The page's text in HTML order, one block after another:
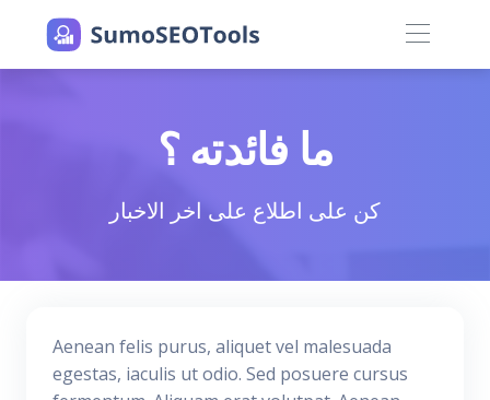
ما فائدته ؟
كن على اطلاع على اخر الاخبار
Aenean felis purus, aliquet vel malesuada
egestas, iaculis ut odio. Sed posuere cursus